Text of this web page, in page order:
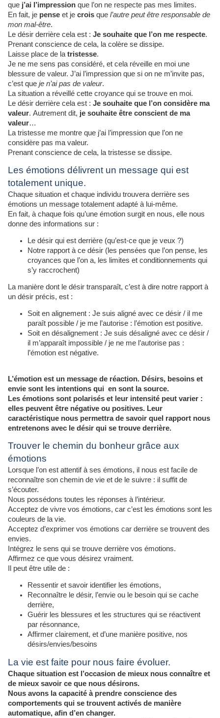
que j’ai l’impression que l’on ne respecte pas mes limites.
En fait, je pense et je crois que l’autre peut être responsable de
mon mal-être.
Le désir derrière cela est : Je souhaite que l’on me respecte.
Prenant conscience de cela, la colère se dissipe.
Laisse place de la tristesse.
Je ne me sens pas considéré, et cela réveille en moi une
blessure de valeur. J’ai l’impression que si on ne m’invite pas,
c’est que je n’ai pas de valeur.
La situation a réveillé cette croyance qui se trouve en moi.
Le désir derrière cela est : Je souhaite que l’on considère ma
valeur. Autrement dit, je souhaite être conscient de ma
valeur…
La tristesse me montre que j’ai l’impression que l’on ne
considère pas ma valeur.
Prenant conscience de cela, la tristesse se dissipe.
Les émotions délivrent un message qui est
totalement unique.
Chaque situation et chaque individu trouvera derrière ses
émotions un message totalement adapté à lui-même.
En fait, à chaque fois qu’une émotion surgit en nous, elle nous
donne des informations sur :
Le désir qui est derrière (qu’est-ce que je veux ?)
Notre rapport à ce désir (les pensées que l’on pense, les
croyances que l’on a, les limites et conditionnements qui
s’y raccrochent)
La manière dont le désir transparaît, c’est à dire notre rapport à
un désir précis, est :
Soit en alignement : Je suis aligné avec ce désir / il me
paraît possible / je me l’autorise : l’émotion est positive.
Soit en désalignement : Je suis désaligné avec ce désir /
il m’apparaît impossible / je ne me l’autorise pas :
l’émotion est négative.
L’émotion est un message de réaction. Désirs, besoins et
envie sont les intentions qui en sont la source.
Les émotions sont polarisés et leur intensité peut varier :
elles peuvent être négative ou positives. Leur
caractéristique nous permettra de savoir quel rapport nous
entretenons avec le désir qui se trouve derrière.
Trouver le chemin du bonheur grâce aux
émotions
Lorsque l’on est attentif à ses émotions, il nous est facile de
reconnaître son chemin de vie et de le suivre : il suffit de
s’écouter.
Nous possédons toutes les réponses à l’intérieur.
Acceptez de vivre vos émotions, car c’est les émotions sont les
couleurs de la vie.
Acceptez d’exprimer vos émotions car derrière se trouvent des
envies.
Intégrez le sens qui se trouve derrière vos émotions.
Affirmez ce que vous désirez vraiment.
Il peut être utile de :
Ressentir et savoir identifier les émotions,
Reconnaître le désir, l’envie ou le besoin qui se cache
derrière,
Guérir les blessures et les structures qui se réactivent
par résonnance,
Affirmer clairement, et d’une manière positive, nos
désirs/envies/besoins
La vie est faite pour nous faire évoluer.
Chaque situation est l’occasion de mieux nous connaître et
de mieux savoir ce que nous désirons.
Nous avons la capacité à prendre conscience des
comportements qui se trouvent activés de manière
automatique, afin d’en changer.